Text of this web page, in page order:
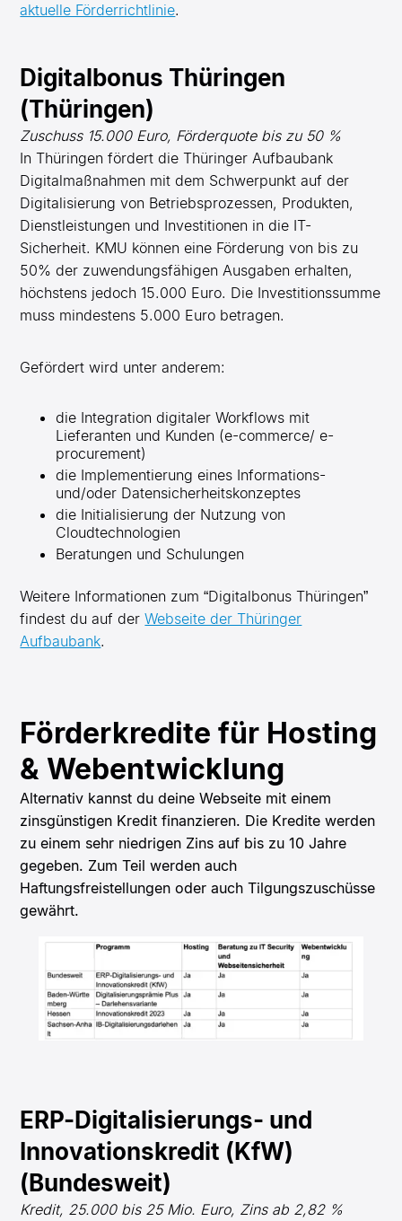
aktuelle Förderrichtlinie.
Digitalbonus Thüringen
(Thüringen)
Zuschuss 15.000 Euro, Förderquote bis zu 50 %
In Thüringen fördert die Thüringer Aufbaubank
Digitalmaßnahmen mit dem Schwerpunkt auf der
Digitalisierung von Betriebsprozessen, Produkten,
Dienstleistungen und Investitionen in die IT-
Sicherheit. KMU können eine Förderung von bis zu
50% der zuwendungsfähigen Ausgaben erhalten,
höchstens jedoch 15.000 Euro. Die Investitionssumme
muss mindestens 5.000 Euro betragen.
Gefördert wird unter anderem:
die Integration digitaler Workflows mit
Lieferanten und Kunden (e-commerce/ e-
procurement)
die Implementierung eines Informations-
und/oder Datensicherheitskonzeptes
die Initialisierung der Nutzung von
Cloudtechnologien
Beratungen und Schulungen
Weitere Informationen zum “Digitalbonus Thüringen”
findest du auf derWebseite der Thüringer
Aufbaubank.
Förderkredite für Hosting
& Webentwicklung
Alternativ kannst du deine Webseite mit einem
zinsgünstigen Kredit finanzieren. Die Kredite werden
zu einem sehr niedrigen Zins auf bis zu 10 Jahre
gegeben. Zum Teil werden auch
Haftungsfreistellungen oder auch Tilgungszuschüsse
gewährt.
ERP-Digitalisierungs- und
Innovationskredit (KfW)
(Bundesweit)
Kredit, 25.000 bis 25 Mio. Euro, Zins ab 2,82 %